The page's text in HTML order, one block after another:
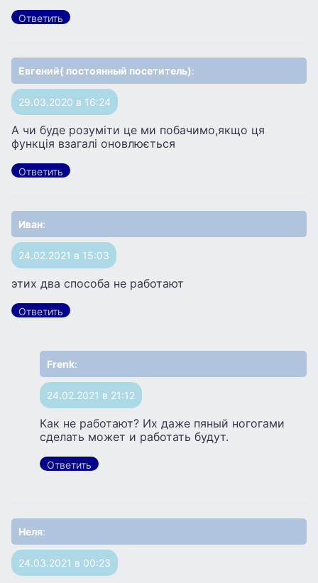
Ответить
Евгений( постоянный посетитель):
29.03.2020 в 16:24
А чи буде розуміти це ми побачимо,якщо ця
функція взагалі оновлюється
Ответить
Иван:
24.02.2021 в 15:03
этих два способа не работают
Ответить
Frenk:
24.02.2021 в 21:12
Как не работают? Их даже пяный ногогами
сделать может и работать будут.
Ответить
Неля:
24.03.2021 в 00:23